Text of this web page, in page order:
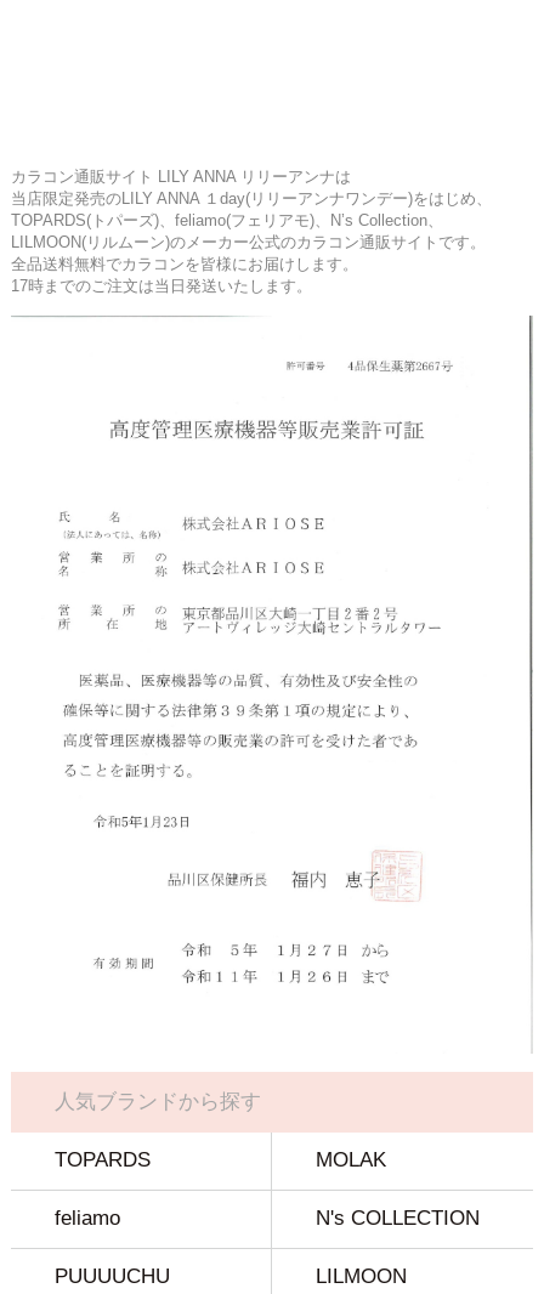
カラコン通販サイト LILY ANNA リリーアンナは
当店限定発売のLILY ANNA １day(リリーアンナワンデー)をはじめ、
TOPARDS(トパーズ)、feliamo(フェリアモ)、N’s Collection、
LILMOON(リルムーン)のメーカー公式のカラコン通販サイトです。
全品送料無料でカラコンを皆様にお届けします。
17時までのご注文は当日発送いたします。
人気ブランドから探す
TOPARDS MOLAK
feliamo N's COLLECTION
PUUUUCHU LILMOON